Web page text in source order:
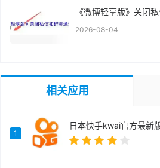
《微博轻享版》关闭
2026-08-04
相关应用
1
日本快手kwai官方最新